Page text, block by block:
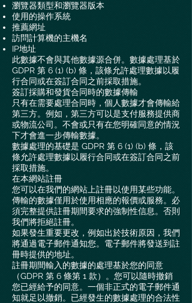
瀏覽器類型和瀏覽器版本
使用的操作系統
推薦網址
訪問計算機的主機名
IP地址
此數據不會與其他數據源合併。數據處理基於
GDPR 第 6 (1) (b) 條，該條允許處理數據以履
行合同或在簽訂合同之前採取措施。
簽訂採購和發貨合同時的數據傳輸
只有在需要處理合同時，個人數據才會傳輸給
第三方。例如，第三方可以是支付服務提供商
或物流公司。不會或只有在您明確同意的情況
下才會進一步傳輸數據。
數據處理的基礎是 GDPR 第 6 (1) (b) 條，該
條允許處理數據以履行合同或在簽訂合同之前
採取措施。
在本網站註冊
您可以在我們的網站上註冊以使用某些功能。
傳輸的數據僅用於使用相應的報價或服務。必
須完整提供註冊期間要求的強制性信息。否則
我們將拒絕註冊。
如果發生重要更改，例如出於技術原因，我們
將通過電子郵件通知您。電子郵件將發送到註
冊時提供的地址。
註冊期間輸入的數據的處理基於您的同意
（GDPR 第 6 條第 1 款）。您可以隨時撤銷
您已經給予的同意。一個非正式的電子郵件通
知就足以撤銷。已經發生的數據處理的合法性